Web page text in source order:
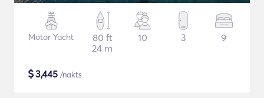
Motor Yacht
80 ft
24 m
10 3 9
$3,445 /nakts